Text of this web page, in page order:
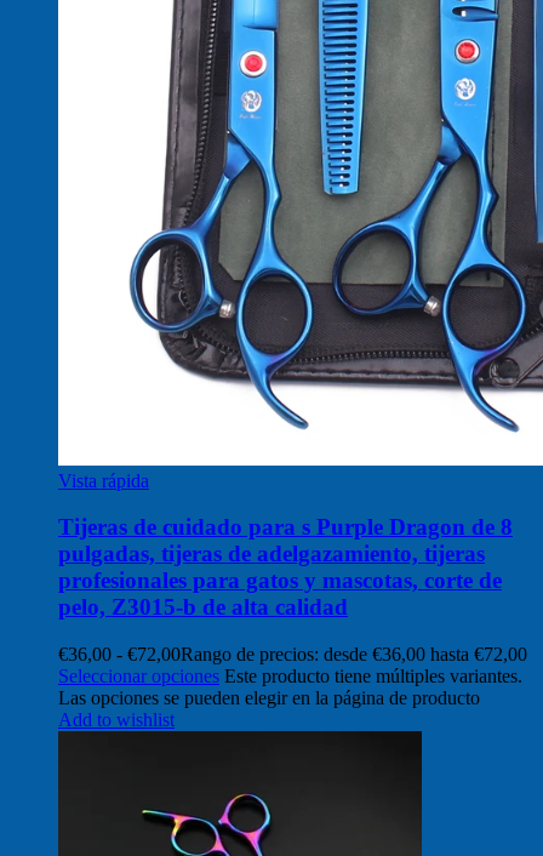
Vista rápida
Tijeras de cuidado para s Purple Dragon de 8
pulgadas, tijeras de adelgazamiento, tijeras
profesionales para gatos y mascotas, corte de
pelo, Z3015-b de alta calidad
€36,00 - €72,00Rango de precios: desde €36,00 hasta €72,00
Seleccionar opciones Este producto tiene múltiples variantes.
Las opciones se pueden elegir en la página de producto
Add to wishlist